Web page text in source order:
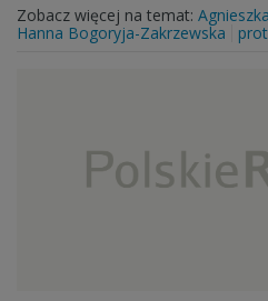
Zobacz więcej na temat:
Hanna Bogoryja-Zakrzewska